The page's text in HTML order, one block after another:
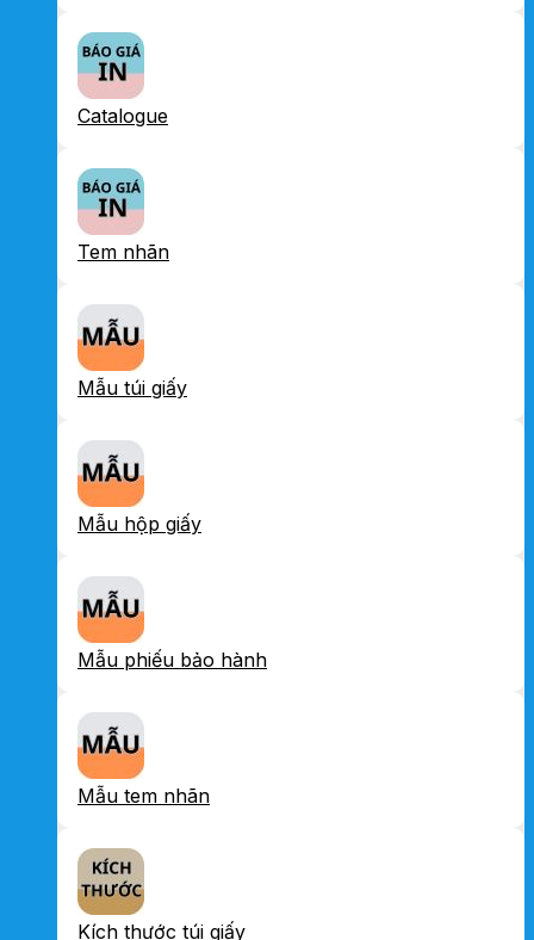
Catalogue
Tem nhãn
Mẫu túi giấy
Mẫu hộp giấy
Mẫu phiếu bảo hành
Mẫu tem nhãn
Kích thước túi giấy